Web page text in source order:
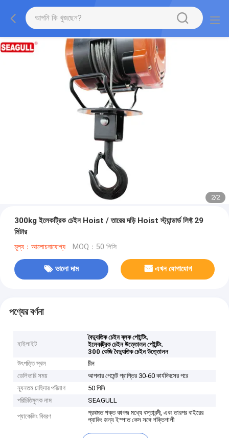
2/2
300kg ইলেকট্রিক চেইন Hoist / তারের দড়ি Hoist স্ট্যান্ডার্ড লিফ্ট 29
মিটার
মূল্য：আলোচনাযোগ্য MOQ：50 পিসি
ভালো দাম এখন যোগাযোগ
পণ্যের বর্ণনা
হাইলাইট
বৈদ্যুতিক চেইন ব্লক পেইন্টিং,
ইলেকট্রিক চেইন উত্তোলন পেইন্টিং,
300 কেজি বৈদ্যুতিক চেইন উত্তোলন
উৎপত্তি স্থল
চীন
ডেলিভারি সময়
আপনার পেমেন্ট প্রাপ্তির 30-60 কার্যদিবসের পরে
ন্যূনতম চাহিদার পরিমাণ
50 পিসি
পরিচিতিমুলক নাম
SEAGULL
প্যাকেজিং বিবরণ
প্রথমত শক্ত কাগজ মধ্যে বস্তাবন্দী, এবং তারপর বাইরের
প্যাকিং জন্য ইস্পাত কেস সঙ্গে শক্তিশালী